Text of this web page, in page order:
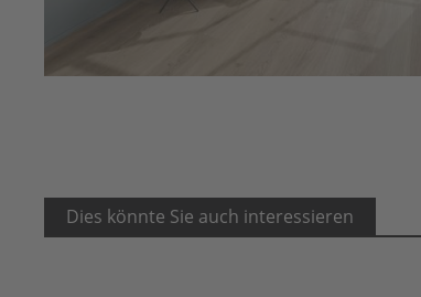
Dies könnte Sie auch interessieren